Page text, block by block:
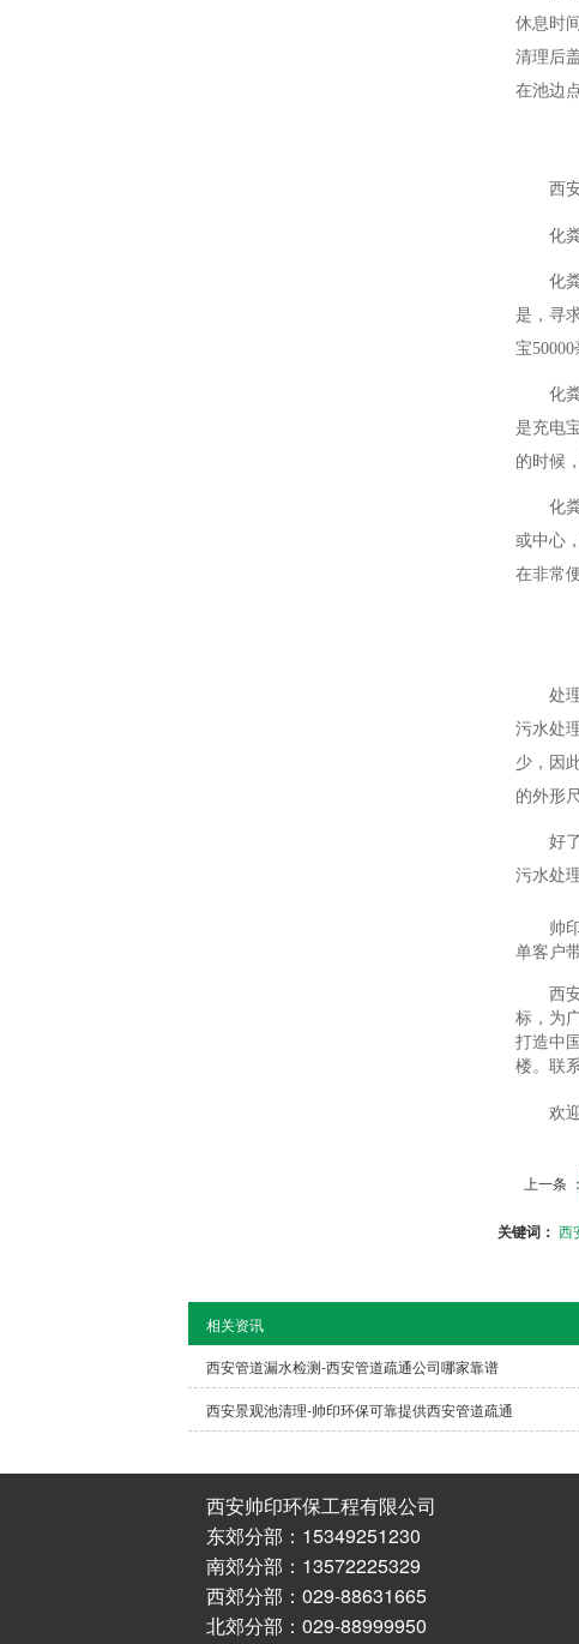
休息时
清理后
在池边
西
化
化
是，寻
宝
化
是充电
的时候
化
或中心
在非常
处
污水处
少，因
的外形
好
污水处
帅
单客户
西
标，为
打造中
楼。联
欢
上一条 ：
关键词： 西
相关资讯
西安管道漏水检测-西安管道疏通公司哪家靠谱
西安景观池清理-帅印环保可靠提供西安管道疏通
西安帅印环保工程有限公司
东郊分部：15349251230
南郊分部：13572225329
西郊分部：029-88631665
北郊分部：029-88999950